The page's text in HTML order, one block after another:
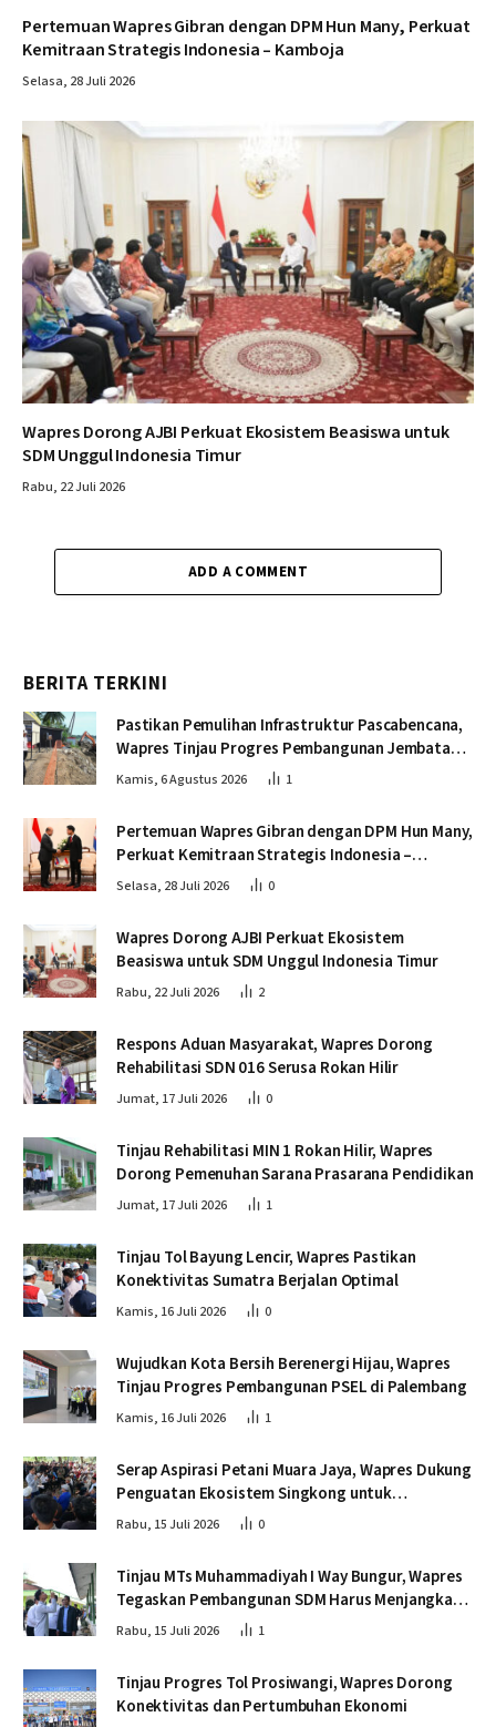
Pertemuan Wapres Gibran dengan DPM Hun Many, Perkuat
Kemitraan Strategis Indonesia – Kamboja
Selasa, 28 Juli 2026
Wapres Dorong AJBI Perkuat Ekosistem Beasiswa untuk
SDM Unggul Indonesia Timur
Rabu, 22 Juli 2026
ADD A COMMENT
BERITA TERKINI
Pastikan Pemulihan Infrastruktur Pascabencana,
Wapres Tinjau Progres Pembangunan Jembatan
Krueng Tingkeum Bireuen
Kamis, 6 Agustus 2026 1
Pertemuan Wapres Gibran dengan DPM Hun Many,
Perkuat Kemitraan Strategis Indonesia –
Kamboja
Selasa, 28 Juli 2026 0
Wapres Dorong AJBI Perkuat Ekosistem
Beasiswa untuk SDM Unggul Indonesia Timur
Rabu, 22 Juli 2026 2
Respons Aduan Masyarakat, Wapres Dorong
Rehabilitasi SDN 016 Serusa Rokan Hilir
Jumat, 17 Juli 2026 0
Tinjau Rehabilitasi MIN 1 Rokan Hilir, Wapres
Dorong Pemenuhan Sarana Prasarana Pendidikan
Jumat, 17 Juli 2026 1
Tinjau Tol Bayung Lencir, Wapres Pastikan
Konektivitas Sumatra Berjalan Optimal
Kamis, 16 Juli 2026 0
Wujudkan Kota Bersih Berenergi Hijau, Wapres
Tinjau Progres Pembangunan PSEL di Palembang
Kamis, 16 Juli 2026 1
Serap Aspirasi Petani Muara Jaya, Wapres Dukung
Penguatan Ekosistem Singkong untuk
Swasembada Pangan
Rabu, 15 Juli 2026 0
Tinjau MTs Muhammadiyah I Way Bungur, Wapres
Tegaskan Pembangunan SDM Harus Menjangkau
Seluruh Sekolah
Rabu, 15 Juli 2026 1
Tinjau Progres Tol Prosiwangi, Wapres Dorong
Konektivitas dan Pertumbuhan Ekonomi